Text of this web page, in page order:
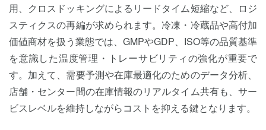
用、クロスドッキングによるリードタイム短縮など、ロジ
スティクスの再編が求められます。冷凍・冷蔵品や高付加
価値商材を扱う業態では、GMPやGDP、ISO等の品質基準
を意識した温度管理・トレーサビリティの強化が重要で
す。加えて、需要予測や在庫最適化のためのデータ分析、
店舗・センター間の在庫情報のリアルタイム共有も、サー
ビスレベルを維持しながらコストを抑える鍵となります。